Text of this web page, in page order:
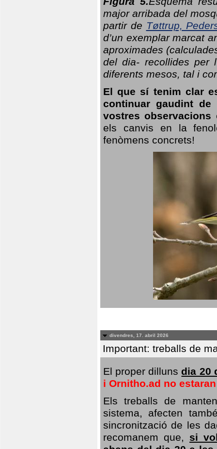
major arribada del
partir de Tøttrup,
d’un exemplar marcat
aproximades
del dia- recollides per
diferents mesos, tal i
El que sí tenim clar
continuar gaudint
vostres
els canvis en la
fenòmens concrets!
divendres, 17. abril 2026
Important: treballs de
El proper dilluns dia 20
i Ornitho.ad no
Els treballs de
sistema, afecten
sincronització de les
recomanem que, si